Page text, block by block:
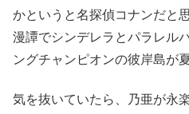
かというと名探偵コナンだと
漫譚でシンデレラとパラレル
ングチャンピオンの彼岸島が
気を抜いていたら、乃亜が永